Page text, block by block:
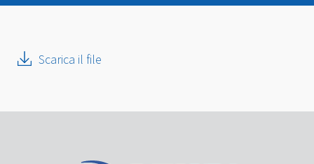
Scarica il file